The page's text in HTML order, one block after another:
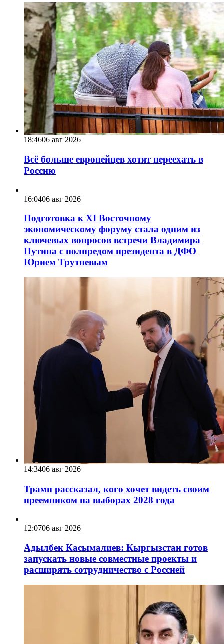
18:4606 авг 2026
Всё больше европейцев хотят переехать в
Россию
16:0406 авг 2026
Подготовка к XI Восточному
экономическому форуму стала одним из
ключевых вопросов встречи Владимира
Путина с полпредом президента в ДФО
Юрием Трутневым
14:3406 авг 2026
Трамп рассказал, кого хочет видеть своим
преемником на выборах 2028 года
12:0706 авг 2026
Адылбек Касымалиев: Кыргызстан готов
запускать новые совместные проекты и
расширять сотрудничество с Россией